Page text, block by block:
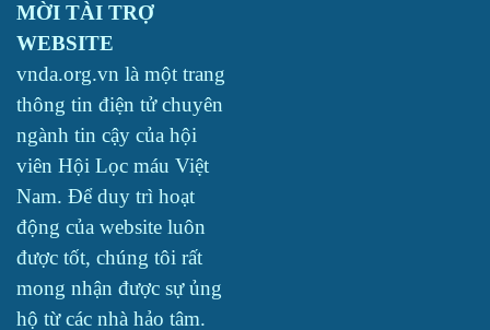
MỜI TÀI TRỢ
WEBSITE
vnda.org.vn là một trang
thông tin điện tử chuyên
ngành tin cậy của hội
viên Hội Lọc máu Việt
Nam. Để duy trì hoạt
động của website luôn
được tốt, chúng tôi rất
mong nhận được sự ủng
hộ từ các nhà hảo tâm.